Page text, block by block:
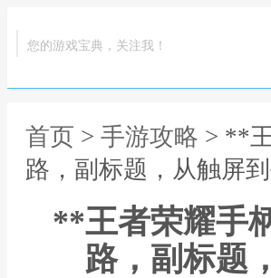
您的游戏宝典，关注我！
首页 > 手游攻略 > **
路，副标题，从触屏
**王者荣耀手
路，副标题